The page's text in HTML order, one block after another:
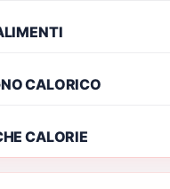
CALORICO
CALORIE